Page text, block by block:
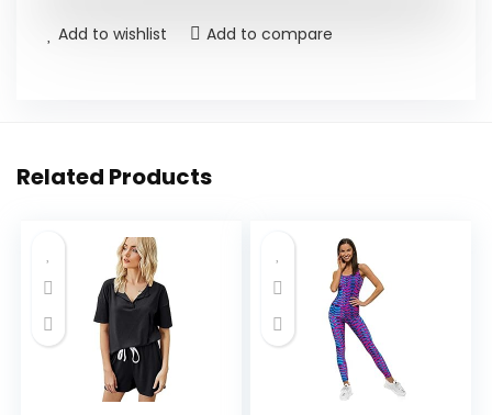
Add to wishlist Add to compare
Related Products